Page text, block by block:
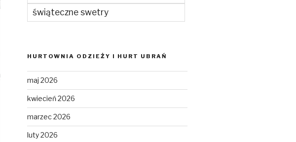
świąteczne swetry
HURTOWNIA ODZIEŻY I HURT UBRAŃ
maj 2026
kwiecień 2026
marzec 2026
luty 2026